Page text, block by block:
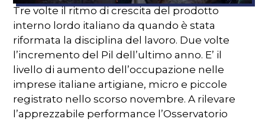
Tre volte il ritmo di crescita del prodotto
interno lordo italiano da quando è stata
riformata la disciplina del lavoro. Due volte
l’incremento del Pil dell’ultimo anno. E’ il
livello di aumento dell’occupazione nelle
imprese italiane artigiane, micro e piccole
registrato nello scorso novembre. A rilevare
l’apprezzabile performance l’Osservatorio